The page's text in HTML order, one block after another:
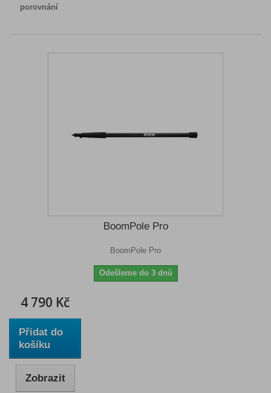
porovnání
BoomPole Pro
BoomPole Pro
Odešleme do 3 dnů
4 790 Kč
Přidat do
košíku
Zobrazit